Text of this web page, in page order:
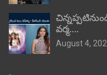
వర్మ….
August 4,